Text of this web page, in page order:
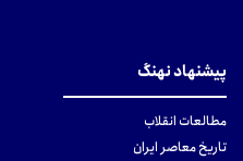
پیشنهاد نهنگ
مطالعات انقلاب
تاریخ معاصر ایران